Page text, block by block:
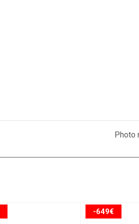
Photo
-649€